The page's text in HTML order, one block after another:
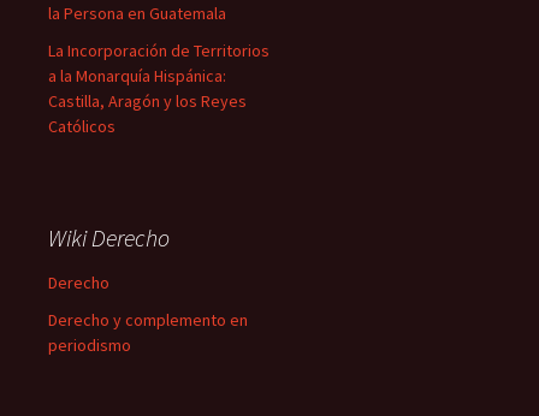
la Persona en Guatemala
La Incorporación de Territorios
a la Monarquía Hispánica:
Castilla, Aragón y los Reyes
Católicos
Wiki Derecho
Derecho
Derecho y complemento en
periodismo